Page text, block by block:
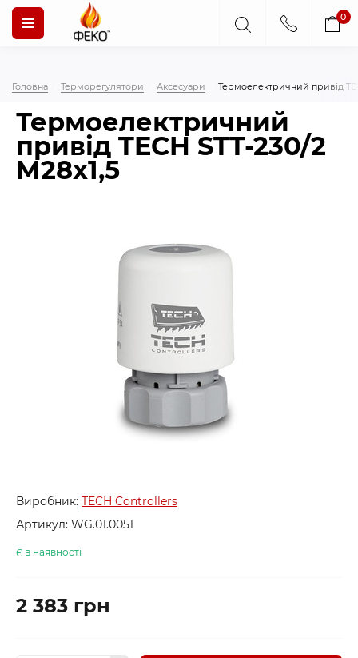
0
Головна Терморегулятори Аксесуари Термоелектричний привід
Термоелектричний
привід TECH STT-230/2
M28x1,5
Виробник: TECH Controllers
Артикул: WG.01.0051
Є в наявності
2 383 грн